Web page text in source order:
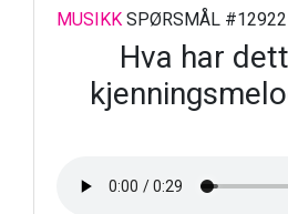
MUSIKK SPØRSMÅL #12922
Hva har